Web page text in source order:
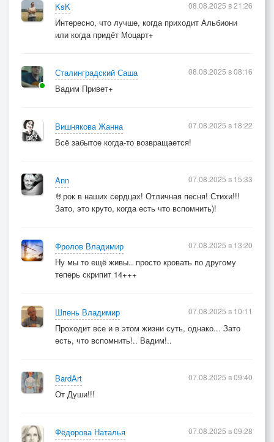
KsK
Интересно, что лучше, когда приходит Альбиони
или когда придёт Моцарт+
08.08.2025 в 21:26
Сталинградский Саша
Вадим Привет+
08.08.2025 в 08:16
Вишнякова Жанна
Всё забытое когда-то возвращается!
07.08.2025 в 18:22
Ann
🤘рок в наших сердцах! Отличная песня! Стихи!!!
Зато, это круто, когда есть что вспомнить)!
07.08.2025 в 15:33
Фролов Владимир
Ну мы то ещё живы.. просто кровать по другому
теперь скрипит 14+++
07.08.2025 в 13:20
Шпень Владимир
Проходит все и в этом жизни суть, однако... Зато
есть, что вспомнить!.. Вадим!..
07.08.2025 в 10:11
BardArt
От Души!!!
07.08.2025 в 09:40
Фёдорова Наталья 07.08.2025 в 09:28